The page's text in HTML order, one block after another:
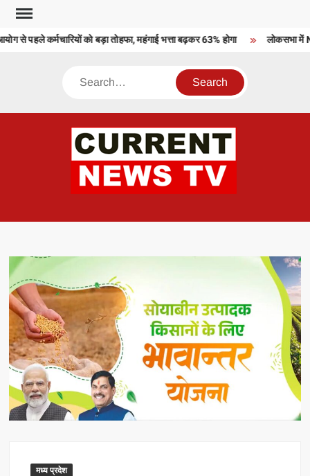
Skip
content
पहले कर्मचारियों को बड़ा तोहफा, महंगाई भत्ता बढ़कर 63% होगा लोकसभा में
Search
मध्य प्रदेश